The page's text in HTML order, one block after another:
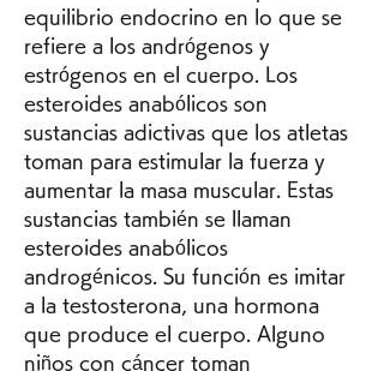
equilibrio endocrino en lo que se
refiere a los andrógenos y
estrógenos en el cuerpo. Los
esteroides anabólicos son
sustancias adictivas que los atletas
toman para estimular la fuerza y
aumentar la masa muscular. Estas
sustancias también se llaman
esteroides anabólicos
androgénicos. Su función es imitar
a la testosterona, una hormona
que produce el cuerpo. Alguno
niños con cáncer toman